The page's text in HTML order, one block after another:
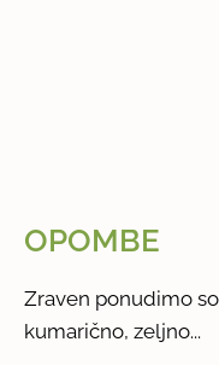
OPOMBE
Zraven ponudimo
kumarično, zeljno...